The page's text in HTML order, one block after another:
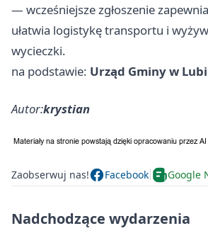
— wcześniejsze zgłoszenie
ułatwia logistykę transportu i
wycieczki.
na podstawie: Urząd Gminy w
Autor:krystian
Zaobserwuj nas! Facebook Google
Nadchodzące wydarzenia